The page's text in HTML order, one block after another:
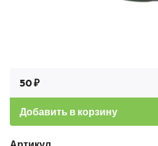
50 ₽
Добавить в корзину